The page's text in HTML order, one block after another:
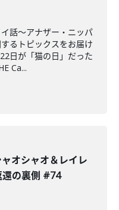
話〜アナザー・ニッパ
るトピックスをお届け
日が「猫の日」だった
Ca...
オシャオ＆レイレ
の裏側 #74